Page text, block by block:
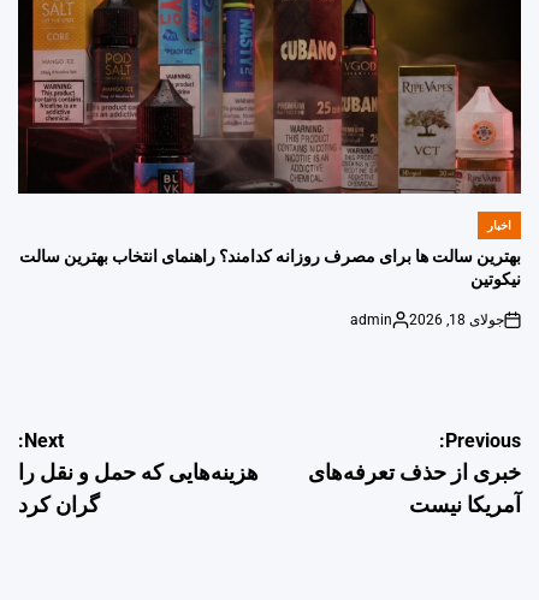
POSTED
اخبار
بهترین سالت ها برای مصرف روزانه کدامند؟ راهنمای انتخاب بهترین سالت
نیکوتین
on
جولای 18, 2026
Posted
admin
راهبری
نوشته
Previous:
خبری از حذف تعرفه‌های
آمریکا نیست
Next:
هزینه‌هایی که حمل و نقل را
گران کرد